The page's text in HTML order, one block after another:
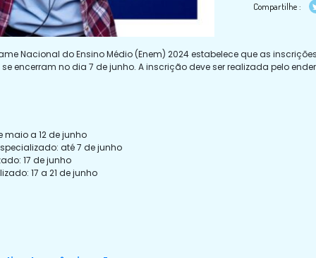
Compartilhe :
Nacional do Ensino Médio (Enem) 2024 estabelece que as
encerram no dia 7 de junho. A inscrição deve ser realizada pelo
maio a 12 de junho
até 7 de junho
17 de junho
17 a 21 de junho